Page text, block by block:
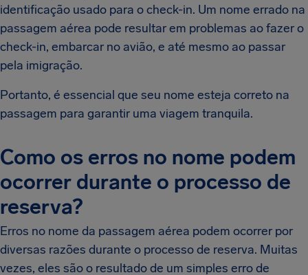
identificação usado para o check-in. Um nome errado na
passagem aérea pode resultar em problemas ao fazer o
check-in, embarcar no avião, e até mesmo ao passar
pela imigração.
Portanto, é essencial que seu nome esteja correto na
passagem para garantir uma viagem tranquila.
Como os erros no nome podem
ocorrer durante o processo de
reserva?
Erros no nome da passagem aérea podem ocorrer por
diversas razões durante o processo de reserva. Muitas
vezes, eles são o resultado de um simples erro de